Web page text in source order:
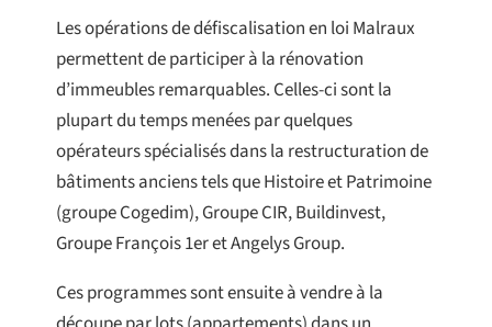
Les opérations de défiscalisation en loi Malraux
permettent de participer à la rénovation
d’immeubles remarquables. Celles-ci sont la
plupart du temps menées par quelques
opérateurs spécialisés dans la restructuration de
bâtiments anciens tels que Histoire et Patrimoine
(groupe Cogedim), Groupe CIR, Buildinvest,
Groupe François 1er et Angelys Group.
Ces programmes sont ensuite à vendre à la